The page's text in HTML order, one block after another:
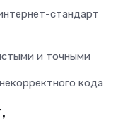
стандарт
и точными
кода